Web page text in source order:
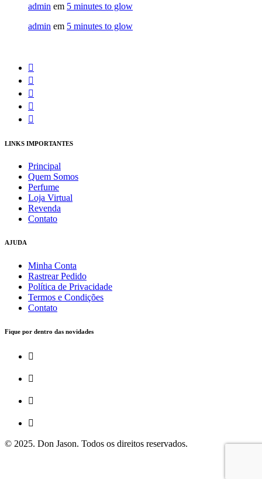
admin em 5 minutes to glow
admin em 5 minutes to glow
LINKS IMPORTANTES
Principal
Quem Somos
Perfume
Loja Virtual
Revenda
Contato
AJUDA
Minha Conta
Rastrear Pedido
Política de Privacidade
Termos e Condições
Contato
Fique por dentro das novidades
© 2025. Don Jason. Todos os direitos reservados.